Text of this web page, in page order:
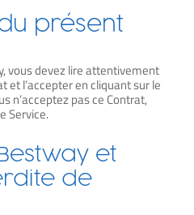
présent
vous devez lire attentivement
l’accepter en cliquant sur le
n’acceptez pas ce Contrat,
Service.
et
de